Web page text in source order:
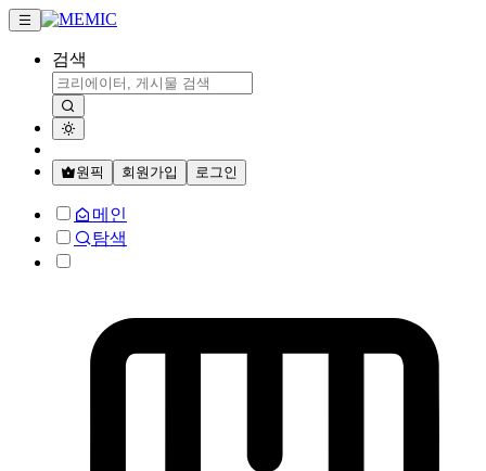
검색
원픽 회원가입 로그인
메인
탐색